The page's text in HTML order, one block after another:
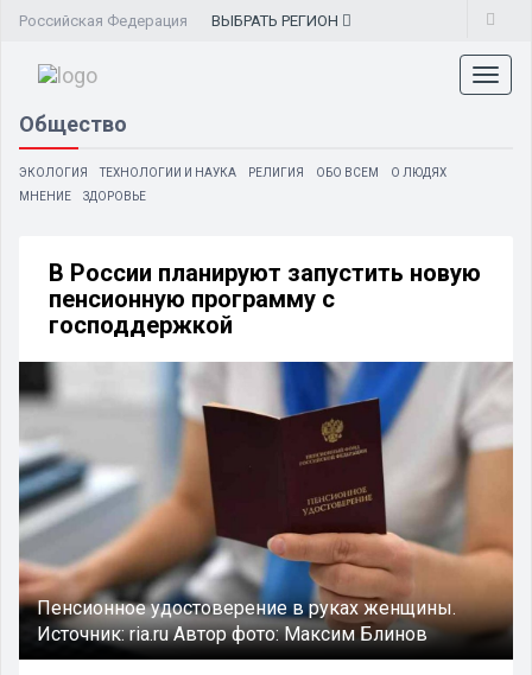
Российская Федерация ВЫБРАТЬ РЕГИОН
Общество
ЭКОЛОГИЯ ТЕХНОЛОГИИ И НАУКА РЕЛИГИЯ ОБО ВСЕМ
О ЛЮДЯХ
МНЕНИЕ
ЗДОРОВЬЕ
В России планируют запустить новую
пенсионную программу с
господдержкой
Пенсионное удостоверение в руках женщины.
Источник:ria.ruАвтор фото:Максим Блинов